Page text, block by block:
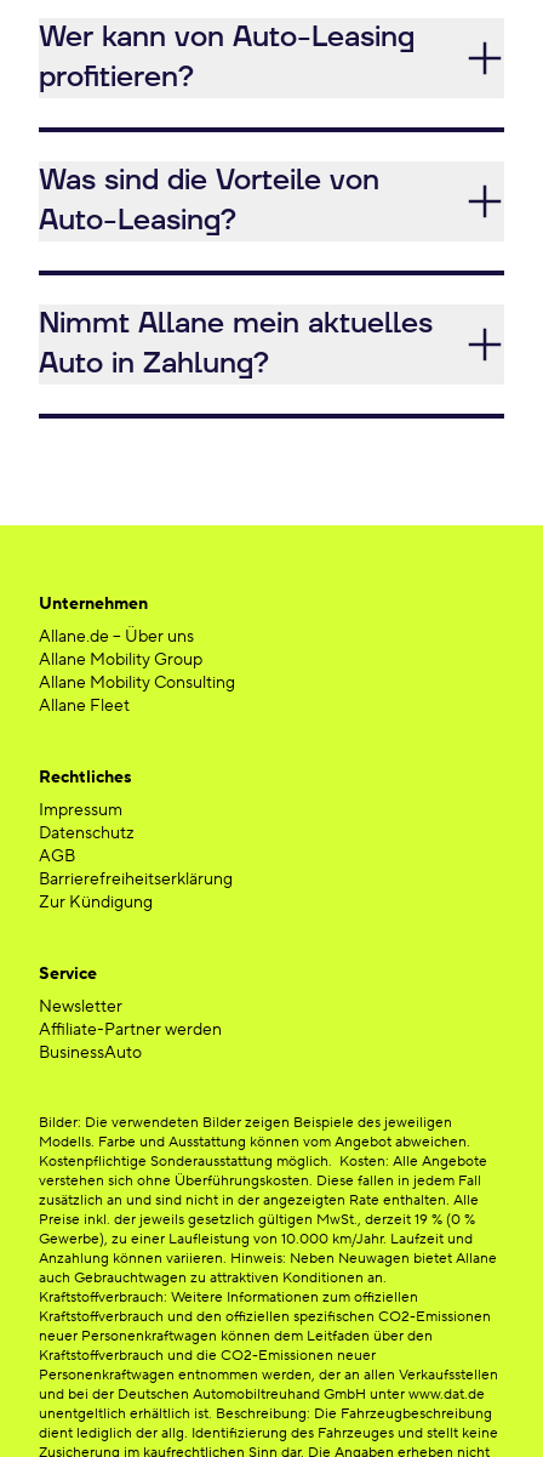
Wer kann von Auto-Leasing
profitieren?
Was sind die Vorteile von
Auto-Leasing?
Nimmt Allane mein aktuelles
Auto in Zahlung?
Unternehmen
Allane.de – Über uns
Allane Mobility Group
Allane Mobility Consulting
Allane Fleet
Rechtliches
Impressum
Datenschutz
AGB
Barrierefreiheitserklärung
Zur Kündigung
Service
Newsletter
Affiliate-Partner werden
BusinessAuto
Bilder: Die verwendeten Bilder zeigen Beispiele des jeweiligen
Modells. Farbe und Ausstattung können vom Angebot abweichen.
Kostenpflichtige Sonderausstattung möglich. Kosten: Alle Angebote
verstehen sich ohne Überführungskosten. Diese fallen in jedem Fall
zusätzlich an und sind nicht in der angezeigten Rate enthalten. Alle
Preise inkl. der jeweils gesetzlich gültigen MwSt., derzeit 19 % (0 %
Gewerbe), zu einer Laufleistung von 10.000 km/Jahr. Laufzeit und
Anzahlung können variieren. Hinweis: Neben Neuwagen bietet Allane
auch Gebrauchtwagen zu attraktiven Konditionen an.
Kraftstoffverbrauch: Weitere Informationen zum offiziellen
Kraftstoffverbrauch und den offiziellen spezifischen CO2-Emissionen
neuer Personenkraftwagen können dem Leitfaden über den
Kraftstoffverbrauch und die CO2-Emissionen neuer
Personenkraftwagen entnommen werden, der an allen Verkaufsstellen
und bei der Deutschen Automobiltreuhand GmbH unter www.dat.de
unentgeltlich erhältlich ist. Beschreibung: Die Fahrzeugbeschreibung
dient lediglich der allg. Identifizierung des Fahrzeuges und stellt keine
Zusicherung im kaufrechtlichen Sinn dar. Die Angaben erheben nicht